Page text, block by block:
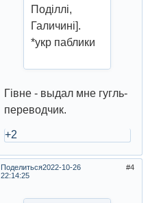
Поділлі,
Галичині].
*укр паблики
Гівне - выдал мне гугль-
переводчик.
+2
Поделиться 4
2022-10-26
22:14:25